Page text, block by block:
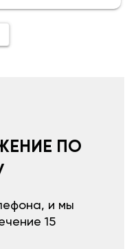
ПО
и мы
15